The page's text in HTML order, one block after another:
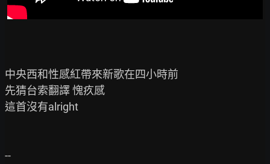
中央西和性感紅帶來新歌在四小時前
先猜台索翻譯 愧疚感
這首沒有alright